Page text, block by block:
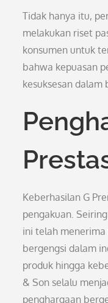
Tidak hanya itu,
melakukan riset
konsumen untuk
bahwa kepuasan
kesuksesan dalam
Keberhasilan G
pengakuan.
ini telah
bergengsi dalam
produk hingga
& Son selalu
penghargaan